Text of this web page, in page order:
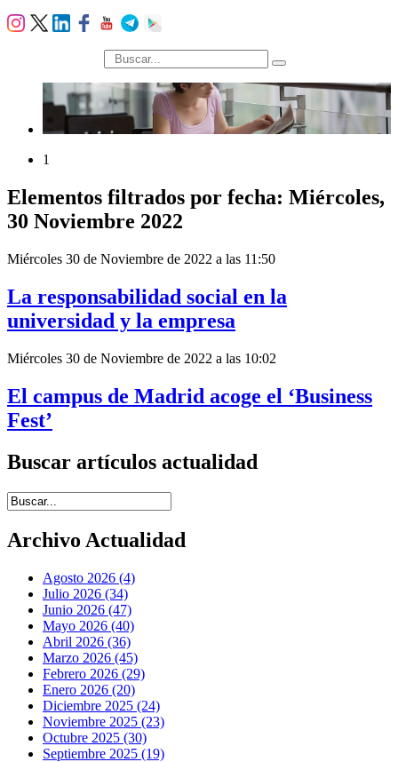
búsqueda
1
Elementos filtrados por fecha: Miércoles,
30 Noviembre 2022
Miércoles 30 de Noviembre de 2022 a las 11:50
La responsabilidad social en la
universidad y la empresa
Miércoles 30 de Noviembre de 2022 a las 10:02
El campus de Madrid acoge el ‘Business
Fest’
Buscar artículos actualidad
Introduce términos de búsqueda
Archivo Actualidad
Agosto 2026 (4)
Julio 2026 (34)
Junio 2026 (47)
Mayo 2026 (40)
Abril 2026 (36)
Marzo 2026 (45)
Febrero 2026 (29)
Enero 2026 (20)
Diciembre 2025 (24)
Noviembre 2025 (23)
Octubre 2025 (30)
Septiembre 2025 (19)